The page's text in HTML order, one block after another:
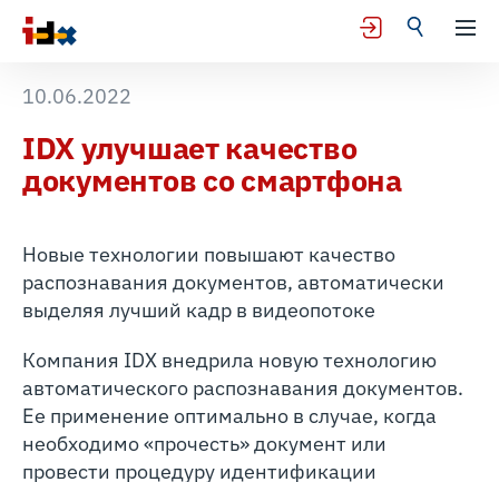
10.06.2022
IDX улучшает качество
документов со смартфона
Новые технологии повышают качество
распознавания документов, автоматически
выделяя лучший кадр в видеопотоке
Компания IDX внедрила новую технологию
автоматического распознавания документов.
Ее применение оптимально в случае, когда
необходимо «прочесть» документ или
провести процедуру идентификации